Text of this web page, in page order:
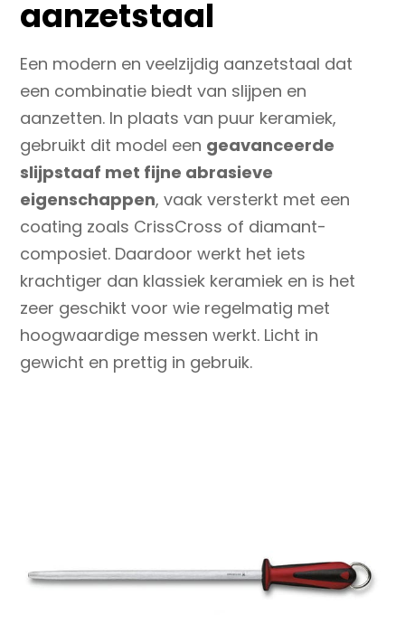
aanzetstaal
Een modern en veelzijdig aanzetstaal dat
een combinatie biedt van slijpen en
aanzetten. In plaats van puur keramiek,
gebruikt dit model een geavanceerde
slijpstaaf met fijne abrasieve
eigenschappen, vaak versterkt met een
coating zoals CrissCross of diamant-
composiet. Daardoor werkt het iets
krachtiger dan klassiek keramiek en is het
zeer geschikt voor wie regelmatig met
hoogwaardige messen werkt. Licht in
gewicht en prettig in gebruik.